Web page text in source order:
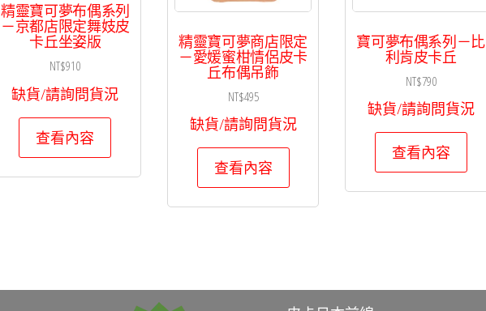
精靈寶可夢布偶系列
－京都店限定舞妓皮
卡丘坐姿版
NT$910
缺貨/請詢問貨況
查看內容
精靈寶可夢商店限定
－愛媛蜜柑情侶皮卡
丘布偶吊飾
NT$495
缺貨/請詢問貨況
查看內容
寶可夢布偶系列－比
利肯皮卡丘
NT$790
缺貨/請詢問貨況
查看內容